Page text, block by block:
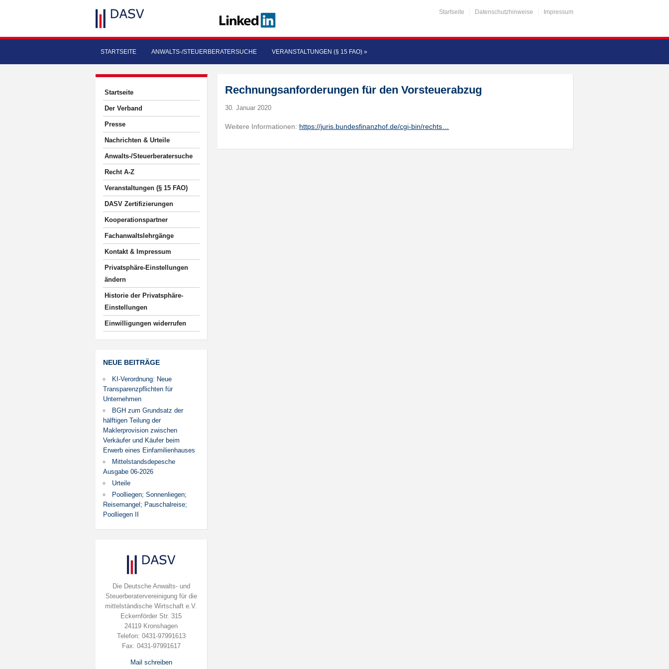
Startseite Datenschutzhinweise Impressum
STARTSEITE ANWALTS-/STEUERBERATERSUCHE VERANSTALTUNGEN (§ 15 FAO) »
Startseite
Der Verband
Presse
Nachrichten & Urteile
Anwalts-/Steuerberatersuche
Recht A-Z
Veranstaltungen (§ 15 FAO)
DASV Zertifizierungen
Kooperationspartner
Fachanwaltslehrgänge
Kontakt & Impressum
Privatsphäre-Einstellungen
ändern
Historie der Privatsphäre-
Einstellungen
Einwilligungen widerrufen
NEUE BEITRÄGE
KI-Verordnung: Neue
Transparenzpflichten für
Unternehmen
BGH zum Grundsatz der
hälftigen Teilung der
Maklerprovision zwischen
Verkäufer und Käufer beim
Erwerb eines Einfamilienhauses
Mittelstandsdepesche
Ausgabe 06-2026
Urteile
Poolliegen; Sonnenliegen;
Reisemangel; Pauschalreise;
Poolliegen II
Die Deutsche Anwalts- und
Steuerberatervereinigung für die
mittelständische Wirtschaft e.V.
Eckernförder Str. 315
24119 Kronshagen
Telefon: 0431-97991613
Fax: 0431-97991617
Mail schreiben
Rechnungsanforderungen für den Vorsteuerabzug
30. Januar 2020
Weitere Informationen: https://juris.bundesfinanzhof.de/cgi-bin/rechts…